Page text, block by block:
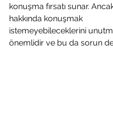
konuşma fırsatı sunar.
hakkında konuşmak
istemeyebileceklerini
önemlidir ve bu da sorun